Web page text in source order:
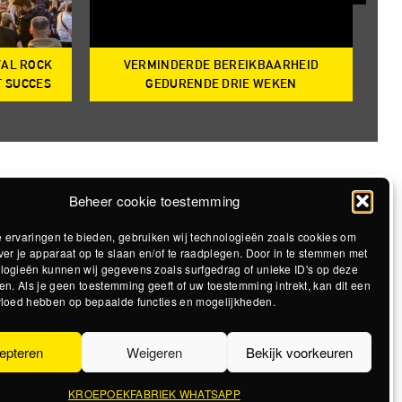
Beheer cookie toestemming
ervaringen te bieden, gebruiken wij technologieën zoals cookies om
je apparaat op te slaan en/of te raadplegen. Door in te stemmen met
kunnen wij gegevens zoals surfgedrag of unieke ID's op deze
Als je geen toestemming geeft of uw toestemming intrekt, kan dit een
hebben op bepaalde functies en mogelijkheden.
Weigeren Bekijk voorkeuren
KROEPOEKFABRIEK WHATSAPP
ROCK
SUCCES
VERMINDERDE BEREIKBAARHEID
GEDURENDE DRIE WEKEN